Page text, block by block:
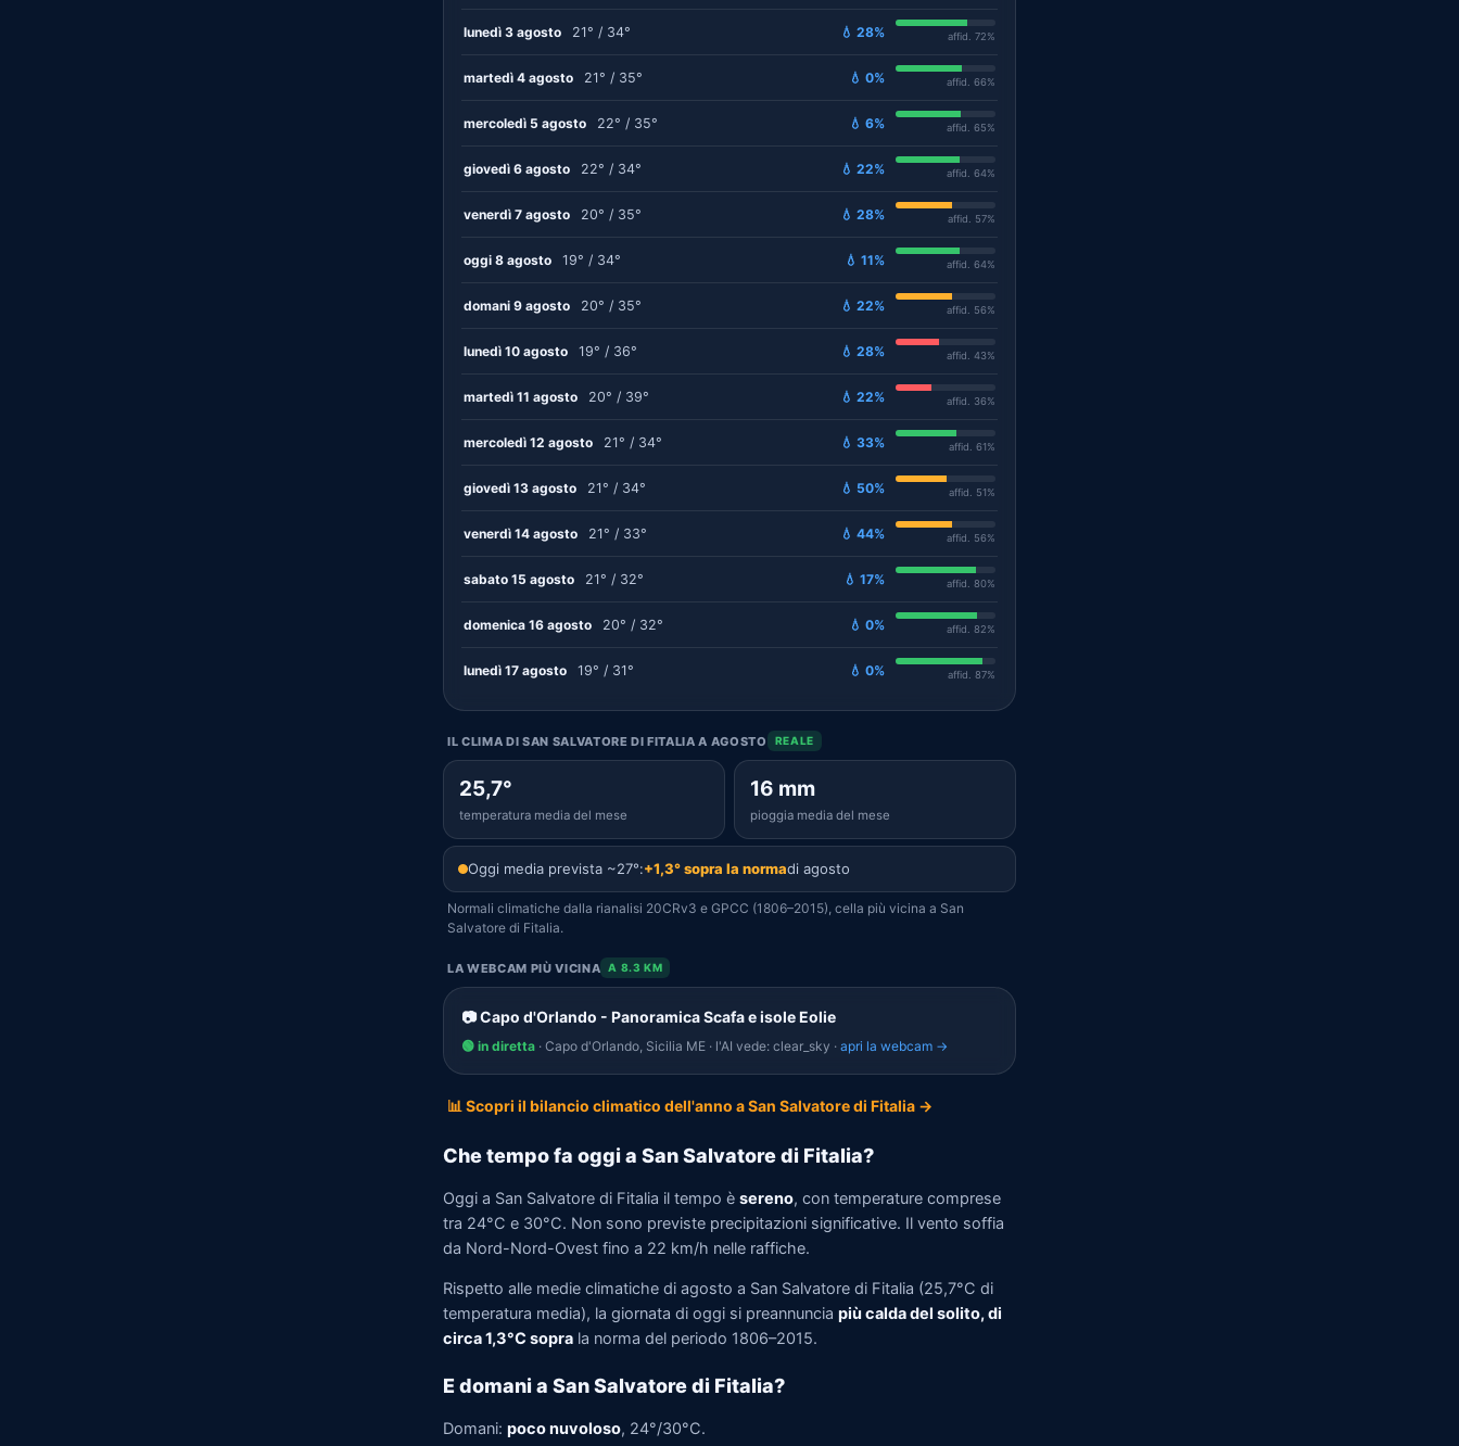
lunedì 3 agosto 21° / 34° 💧 28% affid. 72%
martedì 4 agosto 21° / 35° 💧 0% affid. 66%
mercoledì 5 agosto 22° / 35° 💧 6% affid. 65%
giovedì 6 agosto 22° / 34° 💧 22% affid. 64%
venerdì 7 agosto 20° / 35° 💧 28% affid. 57%
oggi 8 agosto 19° / 34° 💧 11% affid. 64%
domani 9 agosto 20° / 35° 💧 22% affid. 56%
lunedì 10 agosto 19° / 36° 💧 28% affid. 43%
martedì 11 agosto 20° / 39° 💧 22% affid. 36%
mercoledì 12 agosto 21° / 34° 💧 33% affid. 61%
giovedì 13 agosto 21° / 34° 💧 50% affid. 51%
venerdì 14 agosto 21° / 33° 💧 44% affid. 56%
sabato 15 agosto 21° / 32° 💧 17% affid. 80%
domenica 16 agosto 20° / 32° 💧 0% affid. 82%
lunedì 17 agosto 19° / 31° 💧 0% affid. 87%
IL CLIMA DI SAN SALVATORE DI FITALIA A AGOSTO REALE
25,7°
temperatura media del mese
16 mm
pioggia media del mese
Oggi media prevista ~27°:+1,3° sopra la normadi agosto
Normali climatiche dalla rianalisi 20CRv3 e GPCC (1806–2015), cella più vicina a San
Salvatore di Fitalia.
LA WEBCAM PIÙ VICINA A 8.3 KM
📷 Capo d'Orlando - Panoramica Scafa e isole Eolie
🟢 in diretta · Capo d'Orlando, Sicilia ME · l'AI vede: clear_sky · apri la webcam →
📊 Scopri il bilancio climatico dell'anno a San Salvatore di Fitalia →
Che tempo fa oggi a San Salvatore di Fitalia?
Oggi a San Salvatore di Fitalia il tempo è sereno, con temperature comprese
tra 24°C e 30°C. Non sono previste precipitazioni significative. Il vento soffia
da Nord-Nord-Ovest fino a 22 km/h nelle raffiche.
Rispetto alle medie climatiche di agosto a San Salvatore di Fitalia (25,7°C di
temperatura media), la giornata di oggi si preannuncia più calda del solito, di
circa 1,3°C sopra la norma del periodo 1806–2015.
E domani a San Salvatore di Fitalia?
Domani: poco nuvoloso, 24°/30°C.